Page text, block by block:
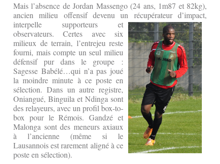
Mais l’absence de Jordan Massengo (24 ans, 1m87 et 82kg),
ancien milieu offensif devenu un récupérateur d’impact,
interpelle supporteurs et
observateurs. Certes avec six
milieux de terrain, l’entrejeu reste
fourni, mais compte un seul milieu
défensif pur dans le groupe :
Sagesse Babélé…qui n’a pas joué
la moindre minute à ce poste en
sélection. Dans un autre registre,
Oniangué, Binguila et Ndinga sont
des relayeurs, avec un profil box-to-
box pour le Rémois. Gandzé et
Malonga sont des meneurs axiaux
à l’ancienne (même si le
Lausannois est rarement aligné à ce
poste en sélection).